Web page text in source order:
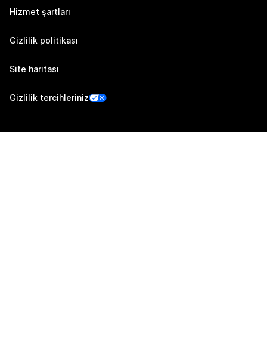
Hizmet şartları
Gizlilik politikası
Site haritası
Gizlilik tercihleriniz